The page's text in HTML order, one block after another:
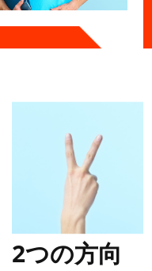
2つの方向